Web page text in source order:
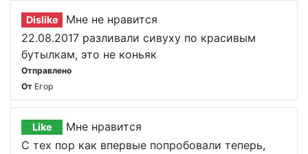
Dislike
Мне не нравится
22.08.2017 разливали сивуху по красивым
бутылкам, это не коньяк
Отправлено
От Егор
Like
Мне нравится
С тех пор как впервые попробовали теперь,